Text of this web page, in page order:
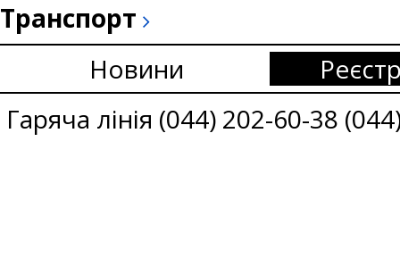
Транспорт
Новини
Гаряча лінія (044) 202-60-38